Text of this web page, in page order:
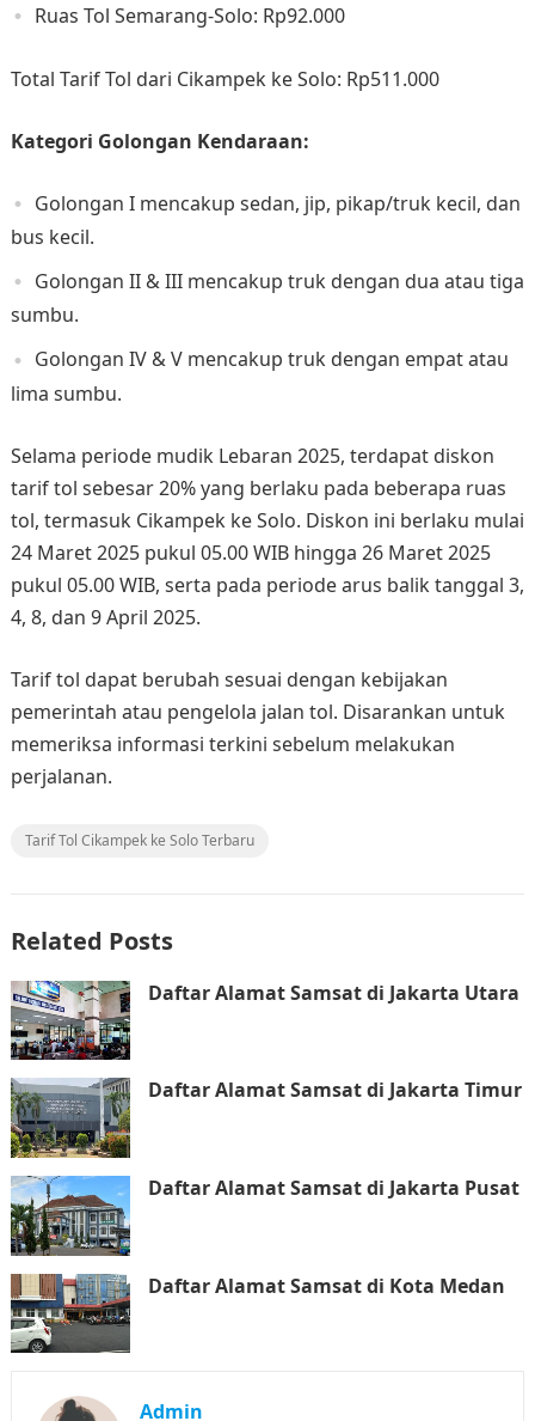
Ruas Tol Semarang-Solo: Rp92.000​
Total Tarif Tol dari Cikampek ke Solo: Rp511.000
Kategori Golongan Kendaraan:
Golongan I mencakup sedan, jip, pikap/truk kecil, dan
bus kecil.
Golongan II & III mencakup truk dengan dua atau tiga
sumbu.
Golongan IV & V mencakup truk dengan empat atau
lima sumbu.
Selama periode mudik Lebaran 2025, terdapat diskon
tarif tol sebesar 20% yang berlaku pada beberapa ruas
tol, termasuk Cikampek ke Solo. Diskon ini berlaku mulai
24 Maret 2025 pukul 05.00 WIB hingga 26 Maret 2025
pukul 05.00 WIB, serta pada periode arus balik tanggal 3,
4, 8, dan 9 April 2025.
Tarif tol dapat berubah sesuai dengan kebijakan
pemerintah atau pengelola jalan tol. Disarankan untuk
memeriksa informasi terkini sebelum melakukan
perjalanan.
Tarif Tol Cikampek ke Solo Terbaru
Related Posts
Daftar Alamat Samsat di Jakarta Utara
Daftar Alamat Samsat di Jakarta Timur
Daftar Alamat Samsat di Jakarta Pusat
Daftar Alamat Samsat di Kota Medan
Admin